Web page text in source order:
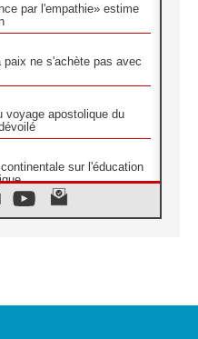
par l'empathie» estime
paix ne s'achète pas avec
voyage apostolique du
sur l'éducation
pour la venue du Pape